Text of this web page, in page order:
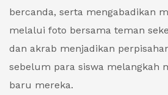
bercanda, serta mengabadikan
melalui foto bersama teman
dan akrab menjadikan
sebelum para siswa melangkah
baru mereka.